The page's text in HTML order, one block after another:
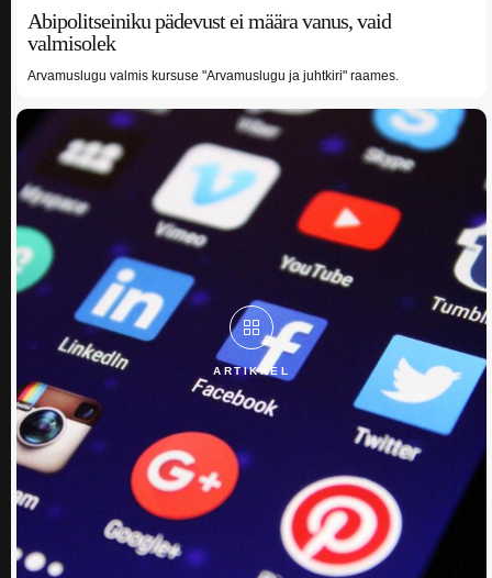
Abipolitseiniku pädevust ei määra vanus, vaid
valmisolek
Arvamuslugu valmis kursuse "Arvamuslugu ja juhtkiri" raames.
ARTIKKEL